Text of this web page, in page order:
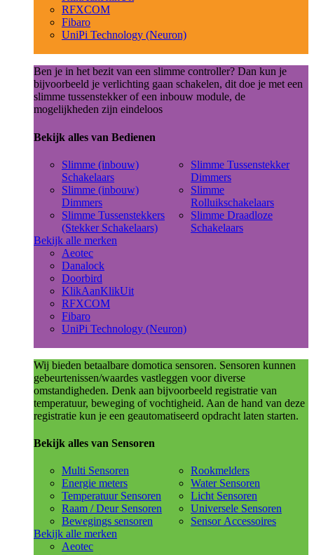
RFXCOM
Fibaro
UniPi Technology (Neuron)
Ben je in het bezit van een slimme controller? Dan kun je
bijvoorbeeld je verlichting gaan schakelen, dit doe je met een
slimme tussenstekker of een inbouw module, de
mogelijkheden zijn eindeloos
Bekijk alles van Bedienen
Slimme (inbouw)
Schakelaars
Slimme (inbouw)
Dimmers
Slimme Tussenstekkers
(Stekker Schakelaars)
Slimme Tussenstekker
Dimmers
Slimme
Rolluikschakelaars
Slimme Draadloze
Schakelaars
Bekijk alle merken
Aeotec
Danalock
Doorbird
KlikAanKlikUit
RFXCOM
Fibaro
UniPi Technology (Neuron)
Wij bieden betaalbare domotica sensoren. Sensoren kunnen
gebeurtenissen/waardes vastleggen voor diverse
omstandigheden. Denk aan bijvoorbeeld registratie van
temperatuur, beweging of vochtigheid. Aan de hand van deze
registratie kun je een geautomatiseerd opdracht laten starten.
Bekijk alles van Sensoren
Multi Sensoren
Energie meters
Temperatuur Sensoren
Raam / Deur Sensoren
Bewegings sensoren
Rookmelders
Water Sensoren
Licht Sensoren
Universele Sensoren
Sensor Accessoires
Bekijk alle merken
Aeotec